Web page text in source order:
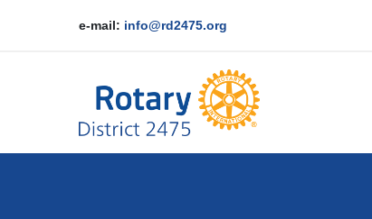
e-mail: info@rd2475.org